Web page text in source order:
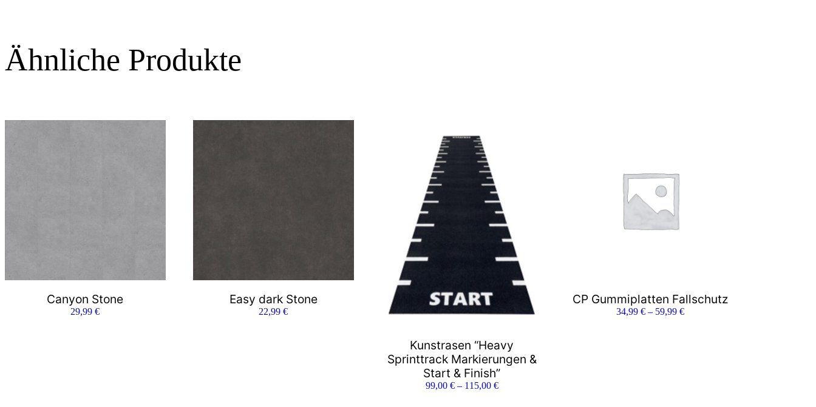
Ähnliche Produkte
Canyon Stone
29,99€
Easy dark Stone
22,99€
Kunstrasen “Heavy
Sprinttrack Markierungen &
Start & Finish”
99,00 €– 115,00 €
CP Gummiplatten Fallschutz
34,99 €– 59,99 €